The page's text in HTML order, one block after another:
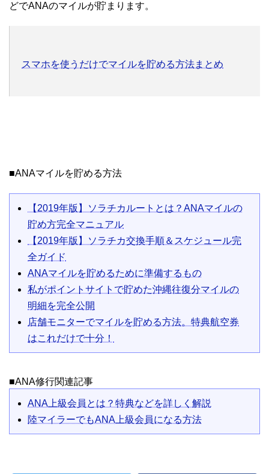
どでANAのマイルが貯まります。
スマホを使うだけでマイルを貯める方法まとめ
■ANAマイルを貯める方法
【2019年版】ソラチカルートとは？ANAマイルの
貯め方完全マニュアル
【2019年版】ソラチカ交換手順＆スケジュール完
全ガイド
ANAマイルを貯めるために準備するもの
私がポイントサイトで貯めた沖縄往復分マイルの
明細を完全公開
店舗モニターでマイルを貯める方法。特典航空券
はこれだけで十分！
■ANA修行関連記事
ANA上級会員とは？特典などを詳しく解説
陸マイラーでもANA上級会員になる方法